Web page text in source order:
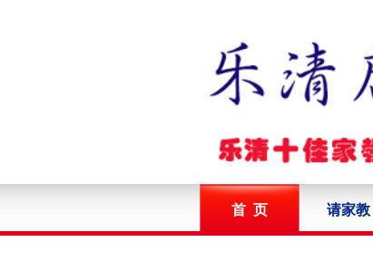
首 页 请家教